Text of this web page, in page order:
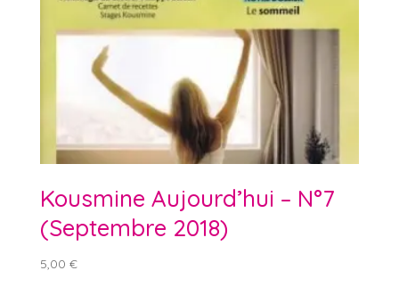
Kousmine Aujourd’hui – N°7
(Septembre 2018)
5,00 €